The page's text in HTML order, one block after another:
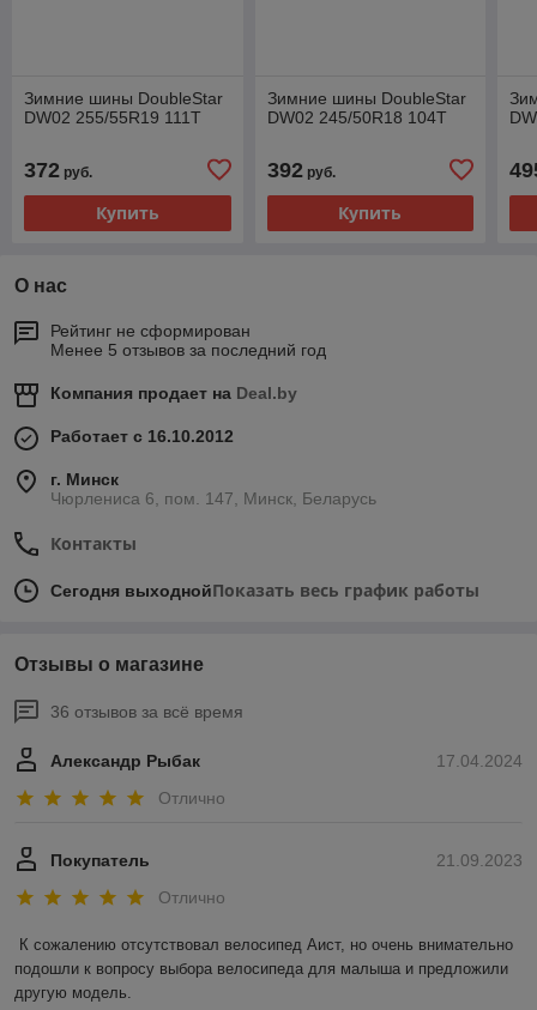
Зимние шины DoubleStar
DW02 255/55R19 111T
372 руб.
Купить
Зимние шины DoubleStar
DW02 245/50R18 104T
392руб.
Купить
О нас
Рейтинг не сформирован
Менее 5 отзывов за последний год
Компания продает на Deal.by
Работает с 16.10.2012
г. Минск
Чюрлениса 6, пом. 147, Минск, Беларусь
Контакты
Сегодня выходнойПоказать весь график работы
Отзывы о магазине
36 отзывов за всё время
17.04.2024
Александр Рыбак
Отлично
21.09.2023
Покупатель
Отлично
К сожалению отсутствовал велосипед Аист, но очень внимательно
подошли к вопросу выбора велосипеда для малыша и предложили
другую модель.